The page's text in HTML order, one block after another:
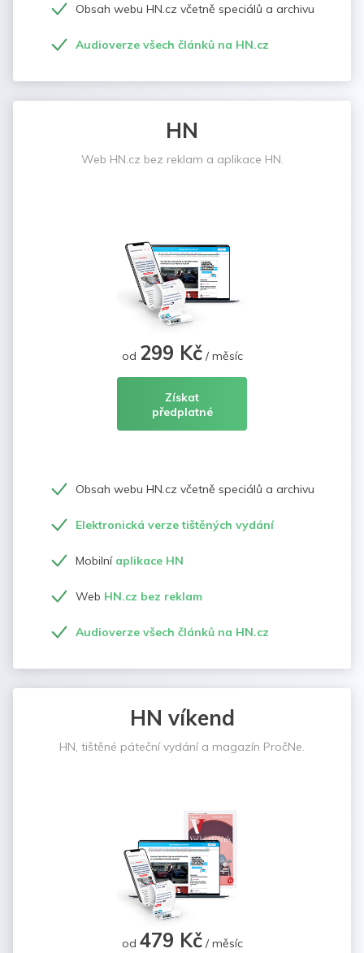
Obsah webu HN.cz včetně speciálů a archivu
Audioverze všech článků na HN.cz
HN
Web HN.cz bez reklam a aplikace HN.
od 299 Kč/ měsíc
Získat
předplatné
Obsah webu HN.cz včetně speciálů a archivu
Elektronická verze tištěných vydání
Mobilní aplikace HN
Web HN.cz bez reklam
Audioverze všech článků na HN.cz
HN víkend
HN, tištěné páteční vydání a magazín PročNe.
od 479 Kč/ měsíc